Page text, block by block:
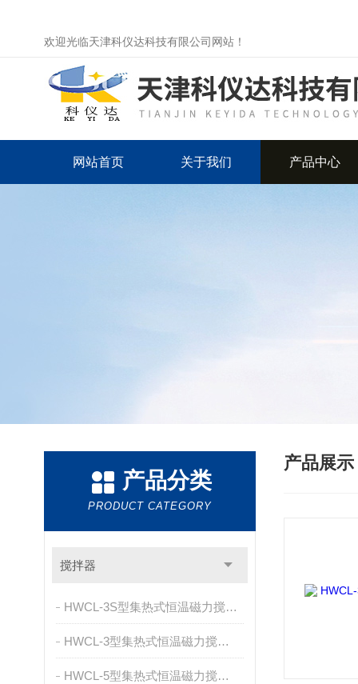
欢迎光临天津科仪达科技有限公司网站！
网站首页 关于我们 产品中心
产品分类
PRODUCT CATEGORY
搅拌器
HWCL-3S型集热式恒温磁力搅拌浴
HWCL-3型集热式恒温磁力搅拌浴
HWCL-5型集热式恒温磁力搅拌浴
产品展示